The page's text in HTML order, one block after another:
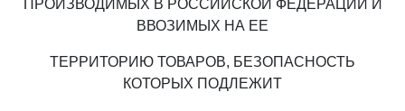
ПРОИЗВОДИМЫХ В РОССИЙСКОЙ ФЕДЕРАЦИИ И
ВВОЗИМЫХ НА ЕЕ
ТЕРРИТОРИЮ ТОВАРОВ, БЕЗОПАСНОСТЬ
КОТОРЫХ ПОДЛЕЖИТ